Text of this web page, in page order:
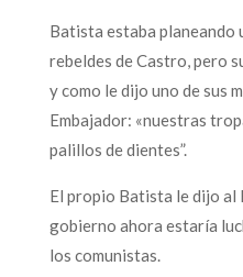
Batista estaba planeando
rebeldes de Castro, pero
y como le dijo uno de sus
Embajador: «nuestras
palillos de dientes”.
El propio Batista le dijo al
gobierno ahora estaría
los comunistas.